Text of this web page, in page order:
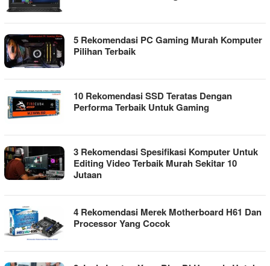
5 Rekomendasi PC Gaming Murah Komputer
Pilihan Terbaik
10 Rekomendasi SSD Teratas Dengan
Performa Terbaik Untuk Gaming
3 Rekomendasi Spesifikasi Komputer Untuk
Editing Video Terbaik Murah Sekitar 10
Jutaan
4 Rekomendasi Merek Motherboard H61 Dan
Processor Yang Cocok